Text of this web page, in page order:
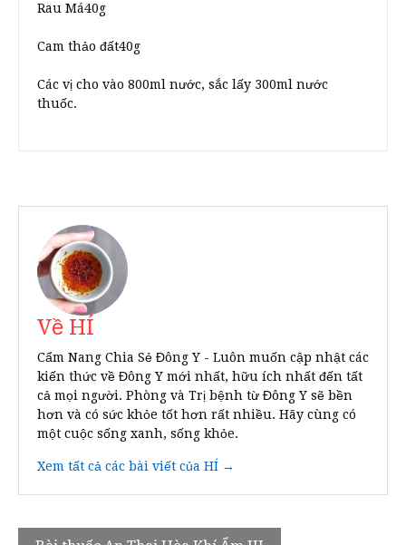
Rau Má40g
Cam thảo đất40g
Các vị cho vào 800ml nước, sắc lấy 300ml nước
thuốc.
Về HÍ
Cẩm Nang Chia Sẻ Đông Y - Luôn muốn cập nhật các
kiến thức về Đông Y mới nhất, hữu ích nhất đến tất
cả mọi người. Phòng và Trị bệnh từ Đông Y sẽ bền
hơn và có sức khỏe tốt hơn rất nhiều. Hãy cùng có
một cuộc sống xanh, sống khỏe.
Xem tất cả các bài viết của HÍ →